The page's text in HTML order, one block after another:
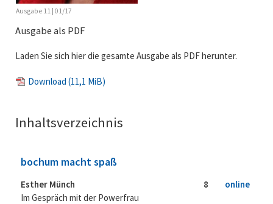
Ausgabe 11 | 01/17
Ausgabe als PDF
Laden Sie sich hier die gesamte Ausgabe als PDF herunter.
Download (11,1 MiB)
Inhaltsverzeichnis
bochum macht spaß
Esther Münch
Im Gespräch mit der Powerfrau
8 online